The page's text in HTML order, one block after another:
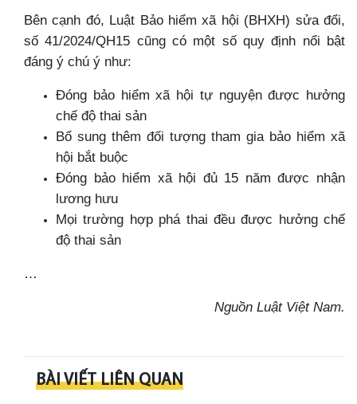
Bên cạnh đó, Luật Bảo hiểm xã hội (BHXH) sửa đổi,
số 41/2024/QH15 cũng có một số quy định nổi bật
đáng ý chú ý như:
Đóng bảo hiểm xã hội tự nguyện được hưởng
chế độ thai sản
Bổ sung thêm đối tượng tham gia bảo hiểm xã
hội bắt buộc
Đóng bảo hiểm xã hội đủ 15 năm được nhận
lương hưu
Mọi trường hợp phá thai đều được hưởng chế
độ thai sản
…
Nguồn Luật Việt Nam.
BÀI VIẾT LIÊN QUAN